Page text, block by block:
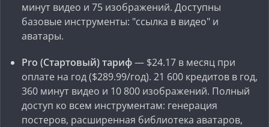
минут видео и 75 изображений. Доступны
базовые инструменты: "ссылка в видео" и
аватары.
Pro (Стартовый) тариф— $24.17 в месяц при
оплате на год ($289.99/год). 21 600 кредитов в год,
360 минут видео и 10 800 изображений. Полный
доступ ко всем инструментам: генерация
постеров, расширенная библиотека аватаров,